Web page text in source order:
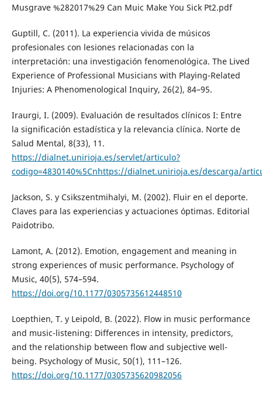
Musgrave %282017%29 Can Muic Make You Sick Pt2.pdf
Guptill, C. (2011). La experiencia vivida de músicos
profesionales con lesiones relacionadas con la
interpretación: una investigación fenomenológica. The Lived
Experience of Professional Musicians with Playing-Related
Injuries: A Phenomenological Inquiry, 26(2), 84–95.
Iraurgi, I. (2009). Evaluación de resultados clínicos I: Entre
la significación estadística y la relevancia clínica. Norte de
Salud Mental, 8(33), 11.
https://dialnet.unirioja.es/servlet/articulo?
codigo=4830140%5Cnhttps://dialnet.unirioja.es/descarga/
Jackson, S. y Csikszentmihalyi, M. (2002). Fluir en el deporte.
Claves para las experiencias y actuaciones óptimas. Editorial
Paidotribo.
Lamont, A. (2012). Emotion, engagement and meaning in
strong experiences of music performance. Psychology of
Music, 40(5), 574–594.
https://doi.org/10.1177/0305735612448510
Loepthien, T. y Leipold, B. (2022). Flow in music performance
and music-listening: Differences in intensity, predictors,
and the relationship between flow and subjective well-
being. Psychology of Music, 50(1), 111–126.
https://doi.org/10.1177/0305735620982056